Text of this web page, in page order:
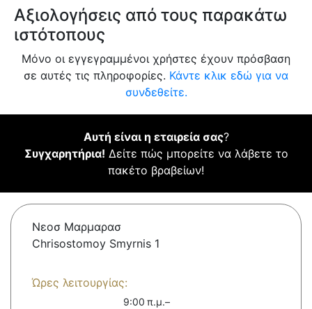
Αξιολογήσεις από τους παρακάτω
ιστότοπους
Μόνο οι εγγεγραμμένοι χρήστες έχουν πρόσβαση
σε αυτές τις πληροφορίες. Κάντε κλικ εδώ για να
συνδεθείτε.
Αυτή είναι η εταιρεία σας?
Συγχαρητήρια! Δείτε πώς μπορείτε να λάβετε το
πακέτο βραβείων!
Νεοσ Μαρμαρασ
Chrisostomoy Smyrnis 1
Ώρες λειτουργίας:
9:00 π.μ.–